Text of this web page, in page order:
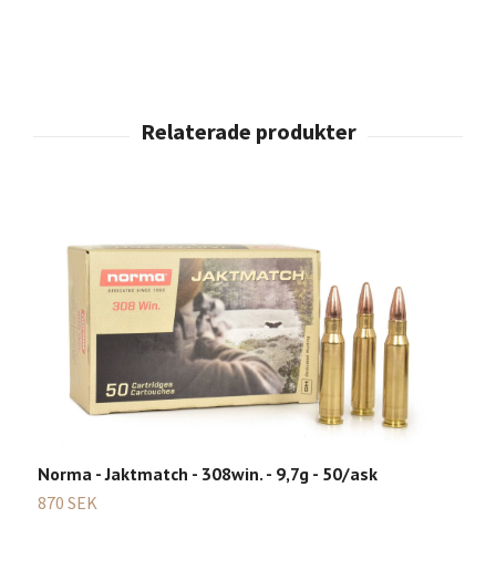
Norma - Jaktmatch - 308win. - 9,7g - 50/ask
870 SEK